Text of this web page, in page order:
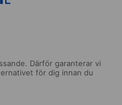
Därför garanterar vi
för dig innan du